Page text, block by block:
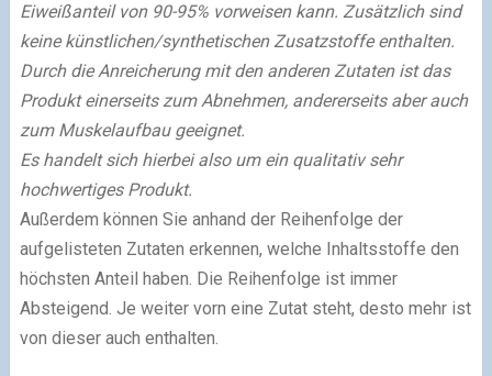
Eiweißanteil von 90-95% vorweisen kann. Zusätzlich sind
keine künstlichen/synthetischen Zusatzstoffe enthalten.
Durch die Anreicherung mit den anderen Zutaten ist das
Produkt einerseits zum Abnehmen, andererseits aber auch
zum Muskelaufbau geeignet.
Es handelt sich hierbei also um ein qualitativ sehr
hochwertiges Produkt.
Außerdem können Sie anhand der Reihenfolge der
aufgelisteten Zutaten erkennen, welche Inhaltsstoffe den
höchsten Anteil haben. Die Reihenfolge ist immer
Absteigend. Je weiter vorn eine Zutat steht, desto mehr ist
von dieser auch enthalten.